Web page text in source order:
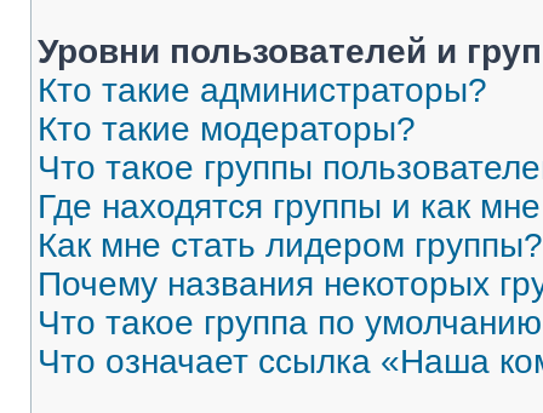
Уровни пользователей и
Кто такие администраторы?
Кто такие модераторы?
Что такое группы
Где находятся группы и как
Как мне стать лидером группы?
Почему названия некоторых
Что такое группа по
Что означает ссылка «Наша